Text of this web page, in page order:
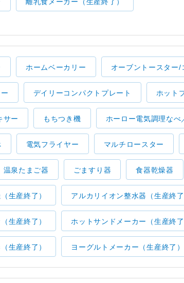
ホームベーカリー オーブントースター
デイリーコンパクトプレート ホット
サー もちつき機 ホーロー電気調理なべ
電気フライヤー マルチロースター
温泉たまご器 ごますり器 食器乾燥器
生産終了） アルカリイオン整水器（生産終了
生産終了） ホットサンドメーカー（生産終了
生産終了） ヨーグルトメーカー（生産終了）